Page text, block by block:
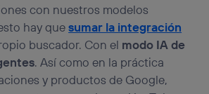
con nuestros modelos
hay quesumar la integración
buscador. Con el modo IA de
. Así como en la práctica
y productos de Google,